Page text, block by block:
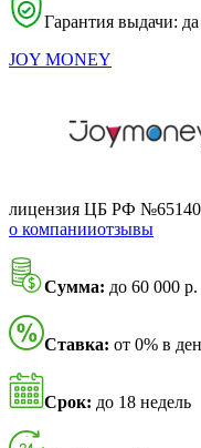
Гарантия выдачи: да
JOY MONEY
лицензия ЦБ РФ
о компанииотзывы
Сумма: до 60 000 р.
Ставка: от 0% в
Срок: до 18 недель